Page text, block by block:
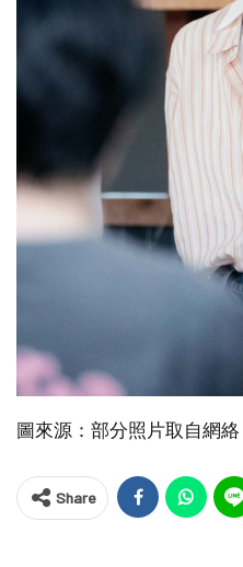
圖來源：部分照片取自網
Share